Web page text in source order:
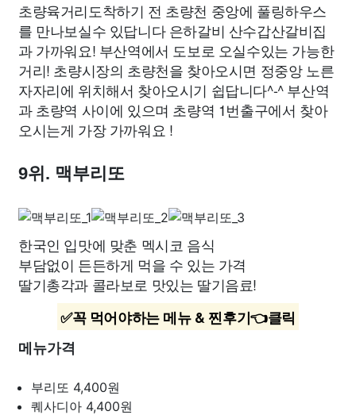
초량육거리도착하기 전 초량천 중앙에 풀링하우스
를 만나보실수 있답니다 은하갈비 산수갑산갈비집
과 가까워요! 부산역에서 도보로 오실수있는 가능한
거리! 초량시장의 초량천을 찾아오시면 정중앙 노른
자자리에 위치해서 찾아오시기 쉽답니다^-^ 부산역
과 초량역 사이에 있으며 초량역 1번출구에서 찾아
오시는게 가장 가까워요 !
9위. 맥부리또
한국인 입맛에 맞춘 멕시코 음식
부담없이 든든하게 먹을 수 있는 가격
딸기총각과 콜라보로 맛있는 딸기음료!
✅꼭 먹어야하는 메뉴 & 찐후기👈클릭
메뉴가격
부리또 4,400원
퀘사디아 4,400원